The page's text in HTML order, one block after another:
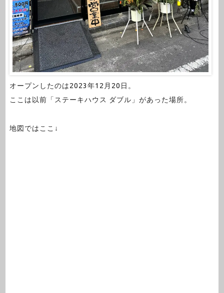
オープンしたのは2023年12月20日。
ここは以前「ステーキハウス ダブル」があった場所。
地図ではここ↓